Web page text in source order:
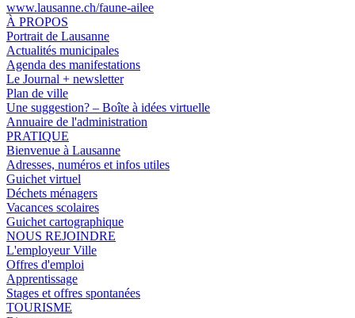
www.lausanne.ch/faune-ailee
À PROPOS
Portrait de Lausanne
Actualités municipales
Agenda des manifestations
Le Journal + newsletter
Plan de ville
Une suggestion? – Boîte à idées virtuelle
Annuaire de l'administration
PRATIQUE
Bienvenue à Lausanne
Adresses, numéros et infos utiles
Guichet virtuel
Déchets ménagers
Vacances scolaires
Guichet cartographique
NOUS REJOINDRE
L'employeur Ville
Offres d'emploi
Apprentissage
Stages et offres spontanées
TOURISME